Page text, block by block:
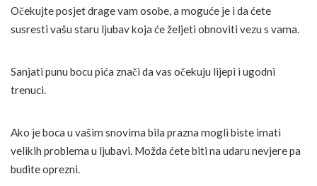
Očekujte posjet drage vam osobe, a moguće je i da ćete
susresti vašu staru ljubav koja će željeti obnoviti vezu s vama.
Sanjati punu bocu pića znači da vas očekuju lijepi i ugodni
trenuci.
Ako je boca u vašim snovima bila prazna mogli biste imati
velikih problema u ljubavi. Možda ćete biti na udaru nevjere pa
budite oprezni.